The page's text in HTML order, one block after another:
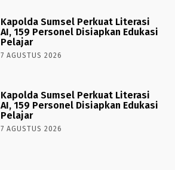
Kapolda Sumsel Perkuat Literasi
AI, 159 Personel Disiapkan Edukasi
Pelajar
7 AGUSTUS 2026
Kapolda Sumsel Perkuat Literasi
AI, 159 Personel Disiapkan Edukasi
Pelajar
7 AGUSTUS 2026